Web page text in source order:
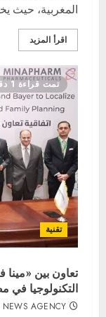
المغربية،
اقرأ المزيد
تمت قراءة 1 دقيقة
تقنية
تعاون بين «مينا
التكنولوجيا في
AGENCY